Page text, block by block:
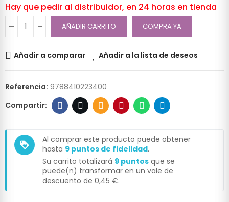
Hay que pedir al distribuidor, en 24 horas en tienda
AÑADIR CARRITO COMPRA YA
Añadir a comparar Añadir a la lista de deseos
Referencia: 9788410223400
loyalty
Al comprar este producto puede obtener
hasta 9 puntos de fidelidad.
Su carrito totalizará 9 puntos que se
puede(n) transformar en un vale de
descuento de 0,45 €.